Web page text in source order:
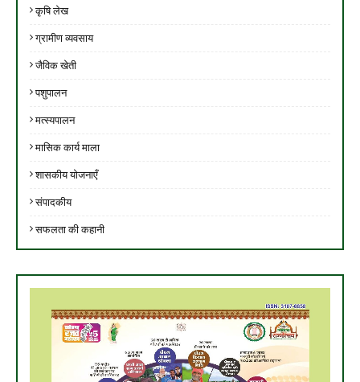
कृषि लेख
ग्रामीण व्यवसाय
जैविक खेती
पशुपालन
मत्स्यपालन
मासिक कार्य माला
शासकीय योजनाएँ
संपादकीय
सफलता की कहानी